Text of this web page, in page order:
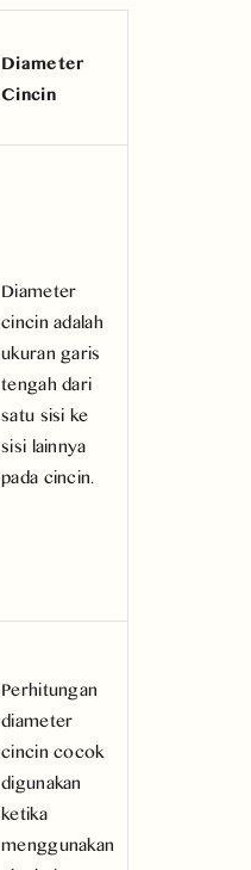
Diameter
Cincin
Diameter
cincin adalah
ukuran garis
tengah dari
satu sisi ke
sisi lainnya
pada cincin.
Perhitungan
diameter
cincin cocok
digunakan
ketika
menggunakan